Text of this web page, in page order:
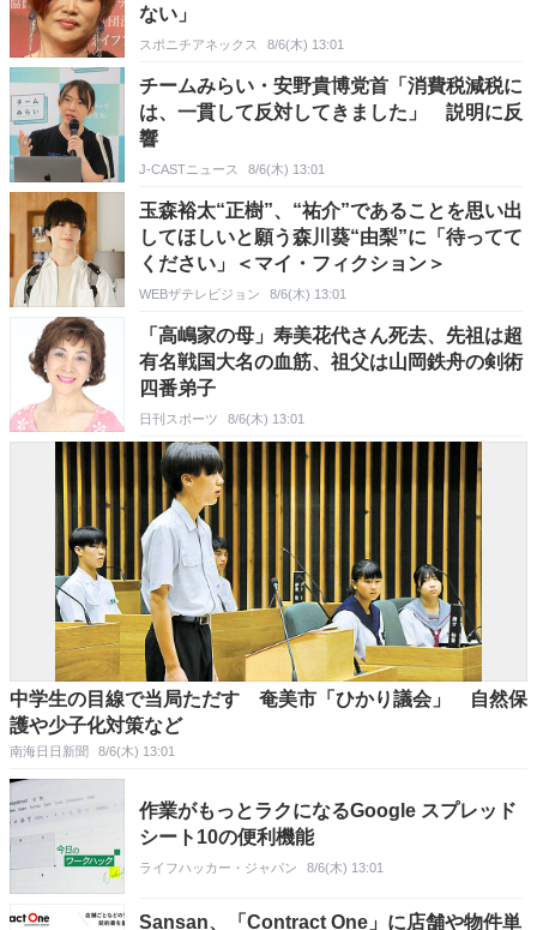
ない」
スポニチアネックス 8/6(木) 13:01
チームみらい・安野貴博党首「消費税減税に
は、一貫して反対してきました」 説明に反
響
J-CASTニュース 8/6(木) 13:01
玉森裕太“正樹”、“祐介”であることを思い出
してほしいと願う森川葵“由梨”に「待ってて
ください」＜マイ・フィクション＞
WEBザテレビジョン 8/6(木) 13:01
「高嶋家の母」寿美花代さん死去、先祖は超
有名戦国大名の血筋、祖父は山岡鉄舟の剣術
四番弟子
日刊スポーツ 8/6(木) 13:01
中学生の目線で当局ただす 奄美市「ひかり議会」 自然保
護や少子化対策など
南海日日新聞 8/6(木) 13:01
作業がもっとラクになるGoogle スプレッド
シート10の便利機能
ライフハッカー・ジャパン 8/6(木) 13:01
Sansan、「Contract One」に店舗や物件単